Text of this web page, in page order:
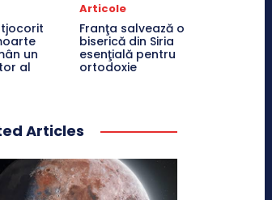
un
al
Articole
Franţa salvează o
biserică din Siria
esenţială pentru
ortodoxie
Articles